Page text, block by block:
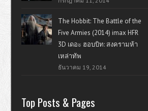
The Hobbit: The Battle of the
Five Armies (2014) imax HFR
3D เดอะ ฮอบบิท: สงครามห้า
เหล่าทัพ
ธันวาคม 19, 2014
Top Posts & Pages